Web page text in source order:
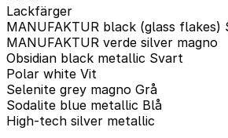
Lackfärger
MANUFAKTUR black (glass flakes)
MANUFAKTUR verde silver magno
Obsidian black metallic Svart
Polar white Vit
Selenite grey magno Grå
Sodalite blue metallic Blå
High-tech silver metallic